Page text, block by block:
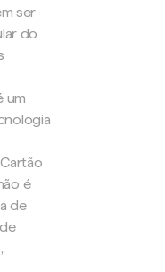
ser
do
um
é
de